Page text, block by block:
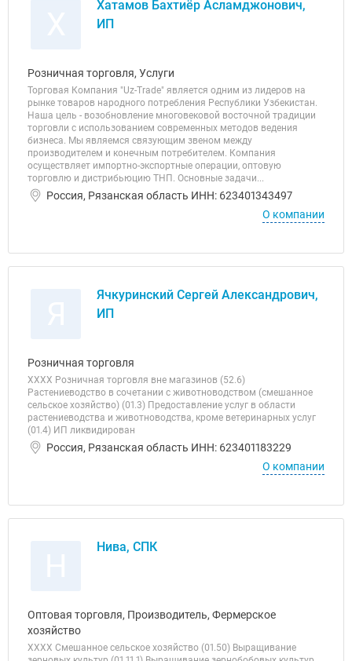
Хатамов Бахтиёр Асламджонович,
ИП
Розничная торговля, Услуги
Торговая Компания "Uz-Trade" является одним из лидеров на
рынке товаров народного потребления Республики Узбекистан.
Наша цель - возобновление многовековой восточной традиции
торговли с использованием современных методов ведения
бизнеса. Мы являемся связующим звеном между
производителем и конечным потребителем. Компания
осуществляет импортно-экспортные операции, оптовую
торговлю и дистрибьюцию ТНП. Основные задачи...
Россия, Рязанская область ИНН: 623401343497
О компании
Ячкуринский Сергей Александрович,
ИП
Розничная торговля
ХХХХ Розничная торговля вне магазинов (52.6)
Растениеводство в сочетании с животноводством (смешанное
сельское хозяйство) (01.3) Предоставление услуг в области
растениеводства и животноводства, кроме ветеринарных услуг
(01.4) ИП ликвидирован
Россия, Рязанская область ИНН: 623401183229
О компании
Нива, СПК
Оптовая торговля, Производитель, Фермерское
хозяйство
ХХХХ Смешанное сельское хозяйство (01.50) Выращивание